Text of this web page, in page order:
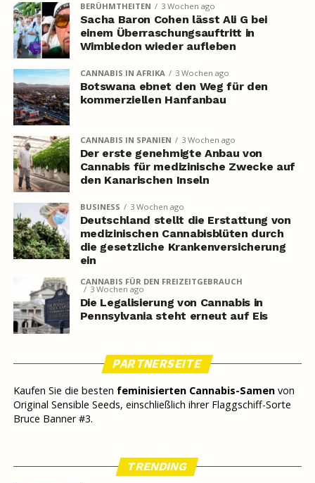
BERÜHMTHEITEN 3 Wochen ago
Sacha Baron Cohen lässt Ali G bei
einem Überraschungsauftritt in
Wimbledon wieder aufleben
CANNABIS IN AFRIKA 3 Wochen ago
Botswana ebnet den Weg für den
kommerziellen Hanfanbau
CANNABIS IN SPANIEN 3 Wochen ago
Der erste genehmigte Anbau von
Cannabis für medizinische Zwecke auf
den Kanarischen Inseln
BUSINESS 3 Wochen ago
Deutschland stellt die Erstattung von
medizinischen Cannabisblüten durch
die gesetzliche Krankenversicherung
ein
CANNABIS FÜR DEN FREIZEITGEBRAUCH
3 Wochen ago
Die Legalisierung von Cannabis in
Pennsylvania steht erneut auf Eis
PARTNERSEITE
Kaufen Sie die besten feminisierten Cannabis-Samenvon
Original Sensible Seeds, einschließlich ihrer Flaggschiff-Sorte
Bruce Banner #3.
TRENDING